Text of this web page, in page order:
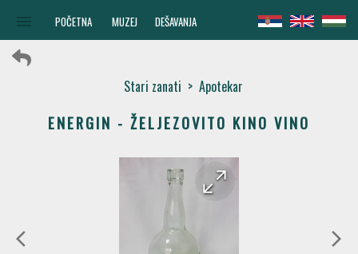
POČETNA MUZEJ DEŠAVANJA
Stari zanati > Apotekar
ENERGIN - ŽELJEZOVITO KINO VINO
arrow_back_ios
arrow_back
arrow_forward
arrow_forward_ios